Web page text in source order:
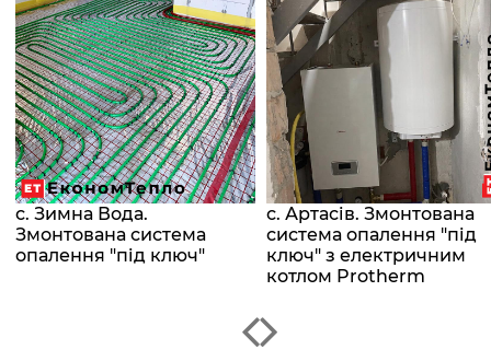
с. Зимна Вода.
Змонтована система
опалення "під ключ"
с. Артасів. Змонтована
система опалення "під
ключ" з електричним
котлом Protherm